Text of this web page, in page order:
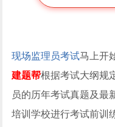
现场监理员考试马上开
建题帮根据考试大纲规
员的历年考试真题及最
培训学校进行考试前训